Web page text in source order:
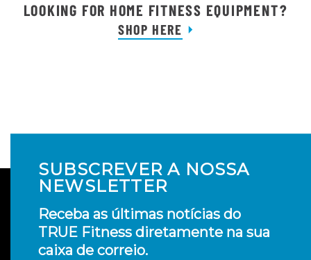
LOOKING FOR HOME FITNESS EQUIPMENT?
SHOP HERE
SUBSCREVER A NOSSA
NEWSLETTER
Receba as últimas notícias do
TRUE Fitness diretamente na sua
caixa de correio.